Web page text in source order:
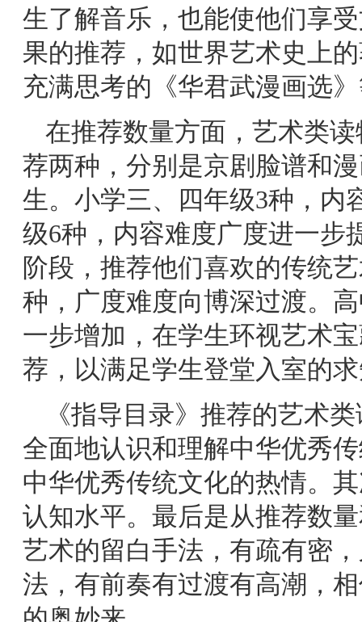
生了解音乐，也能使他们享
果的推荐，如世界艺术史上
充满思考的《华君武漫画选
在推荐数量方面，艺术类
荐两种，分别是京剧脸谱和
生。小学三、四年级3种，内
级6种，内容难度广度进一步
阶段，推荐他们喜欢的传统
种，广度难度向博深过渡。
一步增加，在学生环视艺术
荐，以满足学生登堂入室的
《指导目录》推荐的艺术
全面地认识和理解中华优秀
中华优秀传统文化的热情。
认知水平。最后是从推荐数
艺术的留白手法，有疏有密
法，有前奏有过渡有高潮，